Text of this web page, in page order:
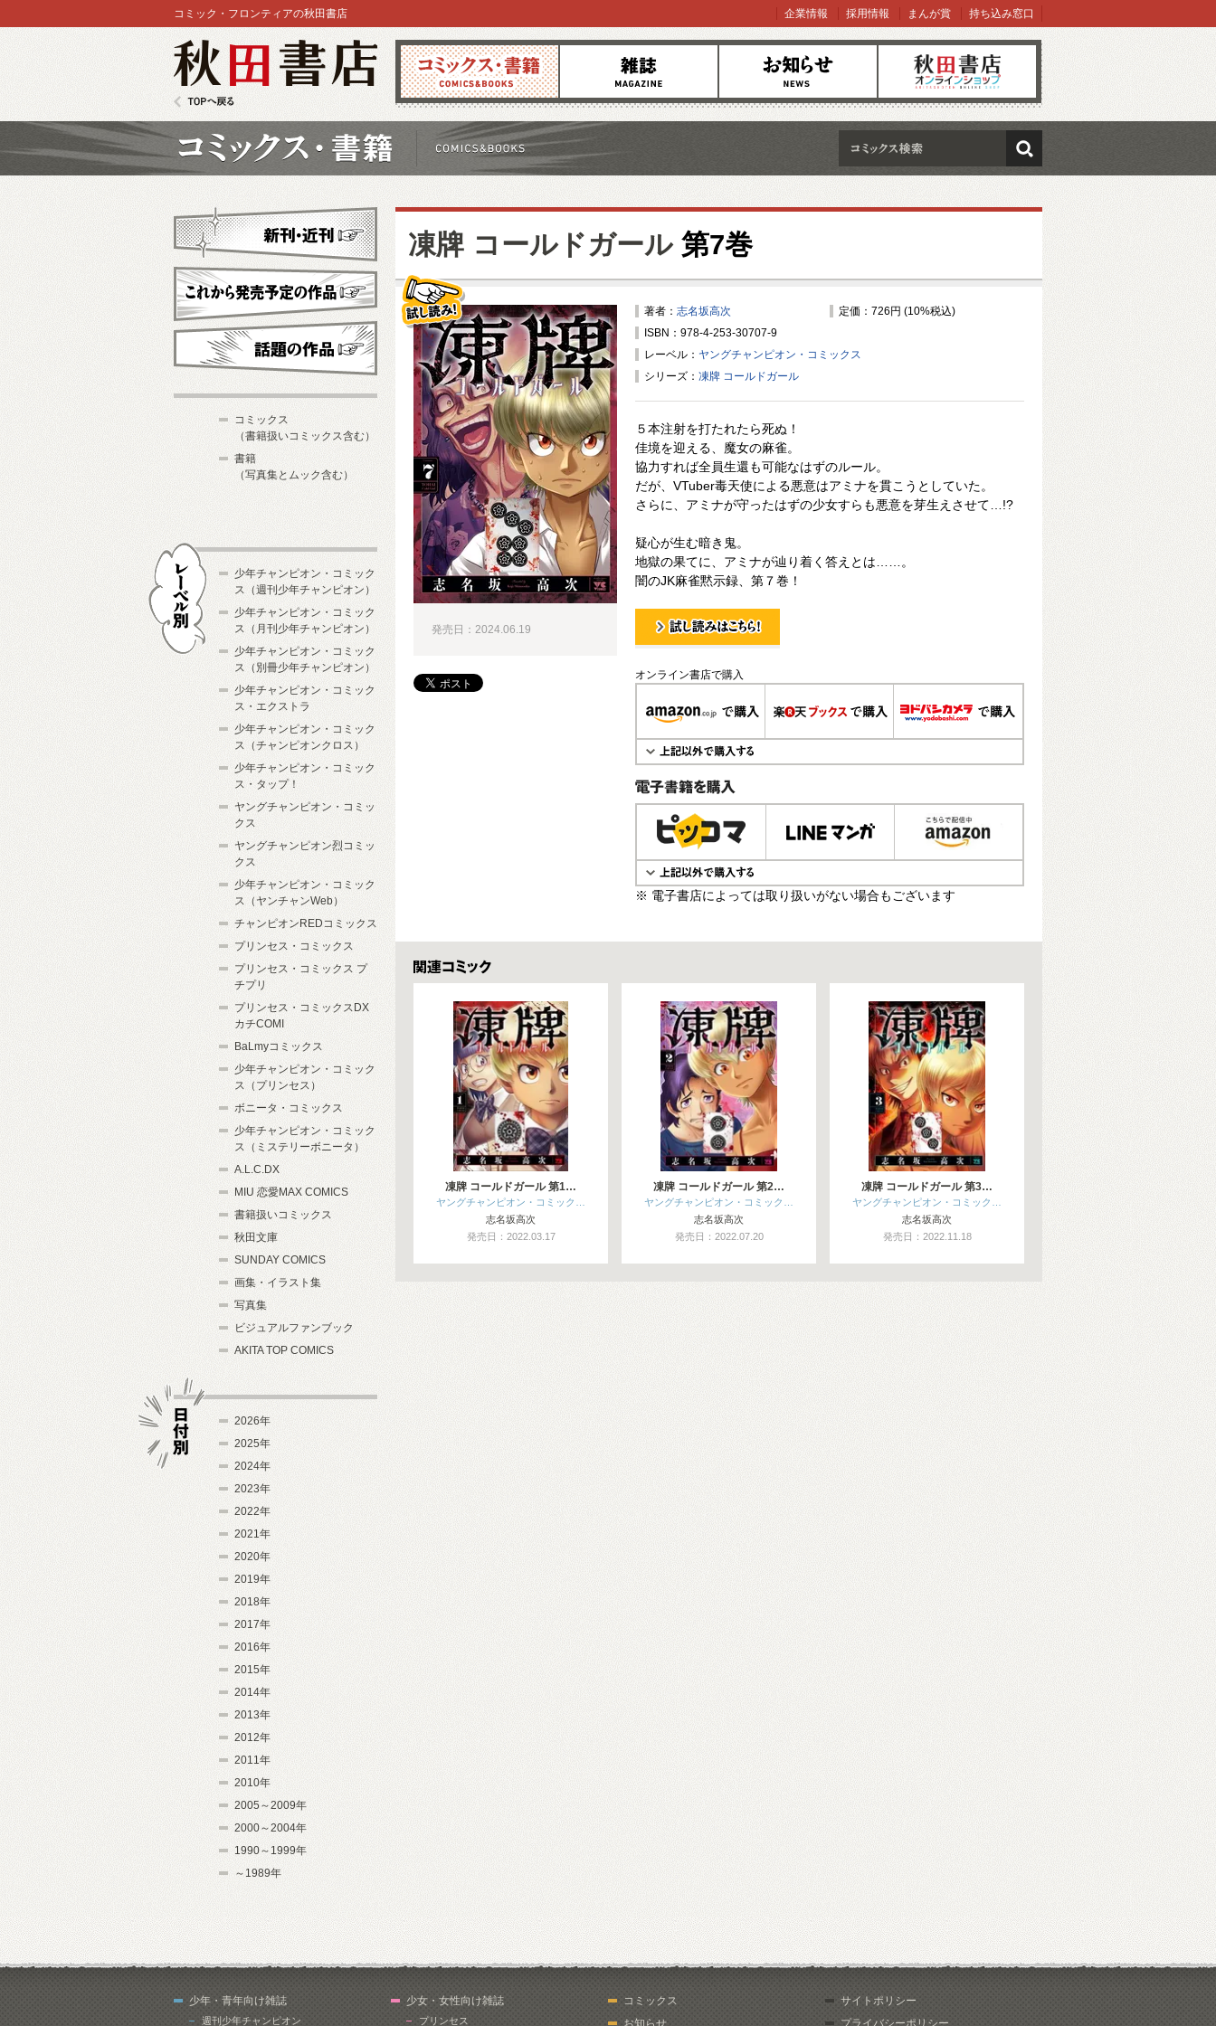
コミックス 雑誌 お知らせ オンラインショップ
コミック・フロンティアの秋田書店 企業情報 採用情報 まんが賞 持ち込み窓口
検索
凍牌 コールドガール第7巻
著者： 志名坂高次
定価：726円 (10%税込)
ISBN：978-4-253-30707-9
レーベル： ヤングチャンピオン・コミックス
シリーズ： 凍牌 コールドガール
５本注射を打たれたら死ぬ！
佳境を迎える、魔女の麻雀。
協力すれば全員生還も可能なはずのルール。
だが、VTuber毒天使による悪意はアミナを貫こうとしていた。
さらに、アミナが守ったはずの少女すらも悪意を芽生えさせて…!?
疑心が生む暗き鬼。
地獄の果てに、アミナが辿り着く答えとは……。
闇のJK麻雀黙示録、第７巻！
試し読み！
オンライン書店で購入
電子書籍で購入
※ 電子書店によっては取り扱いがない場合もございます
発売日：2024.06.19
関連コミックス
凍牌 コールドガール 第1…
ヤングチャンピオン・コミック…
志名坂高次
発売日：2022.03.17
凍牌 コールドガール 第2…
ヤングチャンピオン・コミック…
志名坂高次
発売日：2022.07.20
凍牌 コールドガール 第3…
ヤングチャンピオン・コミック…
志名坂高次
発売日：2022.11.18
新刊・近刊
これから発売予定
コミックス
（書籍扱いコミックス含む）
書籍
（写真集とムック含む）
少年チャンピオン・コミック
ス（週刊少年チャンピオン）
少年チャンピオン・コミック
ス（月刊少年チャンピオン）
少年チャンピオン・コミック
ス（別冊少年チャンピオン）
少年チャンピオン・コミック
ス・エクストラ
少年チャンピオン・コミック
ス（チャンピオンクロス）
少年チャンピオン・コミック
ス・タップ！
ヤングチャンピオン・コミッ
クス
ヤングチャンピオン烈コミッ
クス
少年チャンピオン・コミック
ス（ヤンチャンWeb）
チャンピオンREDコミックス
プリンセス・コミックス
プリンセス・コミックス プ
チプリ
プリンセス・コミックスDX
カチCOMI
BaLmyコミックス
少年チャンピオン・コミック
ス（プリンセス）
ボニータ・コミックス
少年チャンピオン・コミック
ス（ミステリーボニータ）
A.L.C.DX
MIU 恋愛MAX COMICS
書籍扱いコミックス
秋田文庫
SUNDAY COMICS
画集・イラスト集
写真集
ビジュアルファンブック
AKITA TOP COMICS
2026年
2025年
2024年
2023年
2022年
2021年
2020年
2019年
2018年
2017年
2016年
2015年
2014年
2013年
2012年
2011年
2010年
2005～2009年
2000～2004年
1990～1999年
～1989年
少年・青年向け雑誌
週刊少年チャンピオン
少女・女性向け雑誌
プリンセス
コミックス
お知らせ
サイトポリシー
プライバシーポリシー